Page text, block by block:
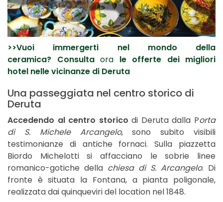
>>Vuoi immergerti nel mondo della
ceramica? Consultaora le offerte dei migliori
hotel nelle vicinanze di Deruta
Una passeggiata nel centro storico di
Deruta
Accedendo al centro storico di Deruta dalla Porta
di S. Michele Arcangelo, sono subito visibili
testimonianze di antiche fornaci. Sulla piazzetta
Biordo Michelotti si affacciano le sobrie linee
romanico-gotiche della chiesa di S. Arcangelo. Di
fronte è situata la Fontana, a pianta poligonale,
realizzata dai quinqueviri del location nel 1848.